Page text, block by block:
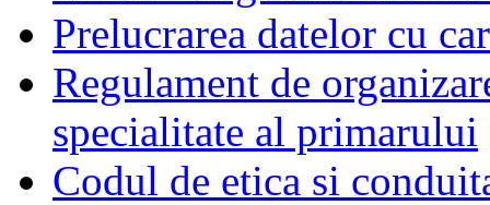
Prelucrarea datelor cu
Regulament de
specialitate al primarului
Codul de etica si